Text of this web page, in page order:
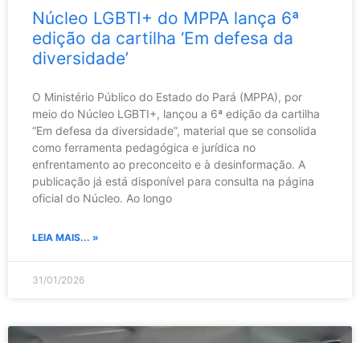
Núcleo LGBTI+ do MPPA lança 6ª
edição da cartilha ‘Em defesa da
diversidade’
O Ministério Público do Estado do Pará (MPPA), por
meio do Núcleo LGBTI+, lançou a 6ª edição da cartilha
“Em defesa da diversidade”, material que se consolida
como ferramenta pedagógica e jurídica no
enfrentamento ao preconceito e à desinformação. A
publicação já está disponível para consulta na página
oficial do Núcleo. Ao longo
LEIA MAIS... »
31/01/2026